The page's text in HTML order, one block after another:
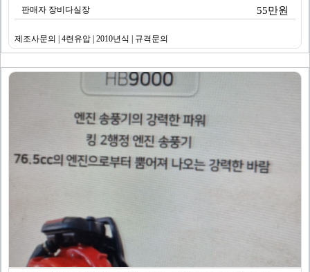
판매자 장비다실장 55만원
제조사문의 | 4련유압 | 2010년식 | 규격문의